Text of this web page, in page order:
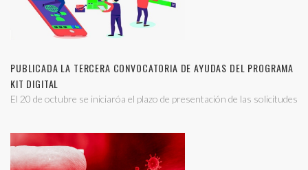
PUBLICADA LA TERCERA CONVOCATORIA DE AYUDAS DEL PROGRAMA
KIT DIGITAL
El 20 de octubre se iniciaróa el plazo de presentación de las solicitudes